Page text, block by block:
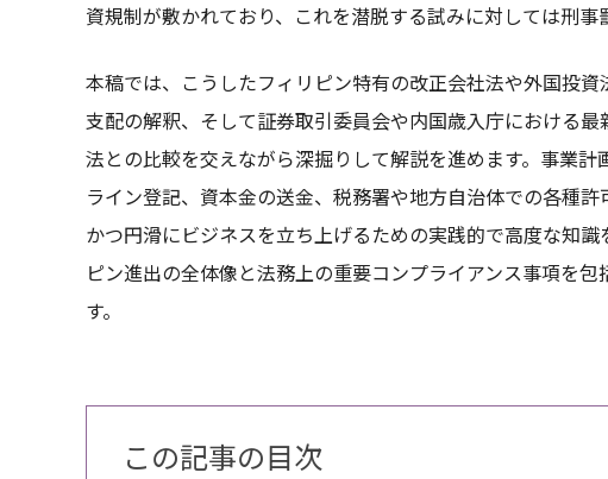
資規制が敷かれており、これを潜脱する試みに対しては刑事
本稿では、こうしたフィリピン特有の改正会社法や外国投
支配の解釈、そして証券取引委員会や内国歳入庁における
法との比較を交えながら深掘りして解説を進めます。事業
ライン登記、資本金の送金、税務署や地方自治体での各種
かつ円滑にビジネスを立ち上げるための実践的で高度な知
ピン進出の全体像と法務上の重要コンプライアンス事項を
す。
この記事の目次